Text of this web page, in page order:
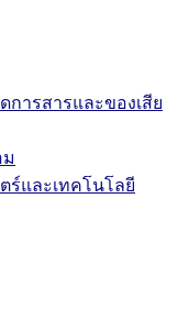
การสารและของเสีย
ร์และเทคโนโลยี